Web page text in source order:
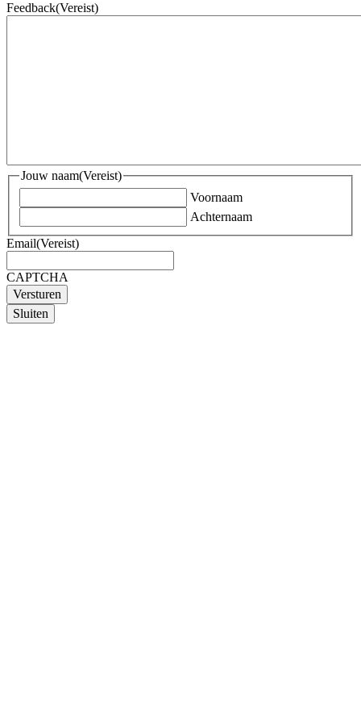
Feedback(Vereist)
Jouw naam(Vereist)
Voornaam
Achternaam
Email(Vereist)
CAPTCHA
Sluiten